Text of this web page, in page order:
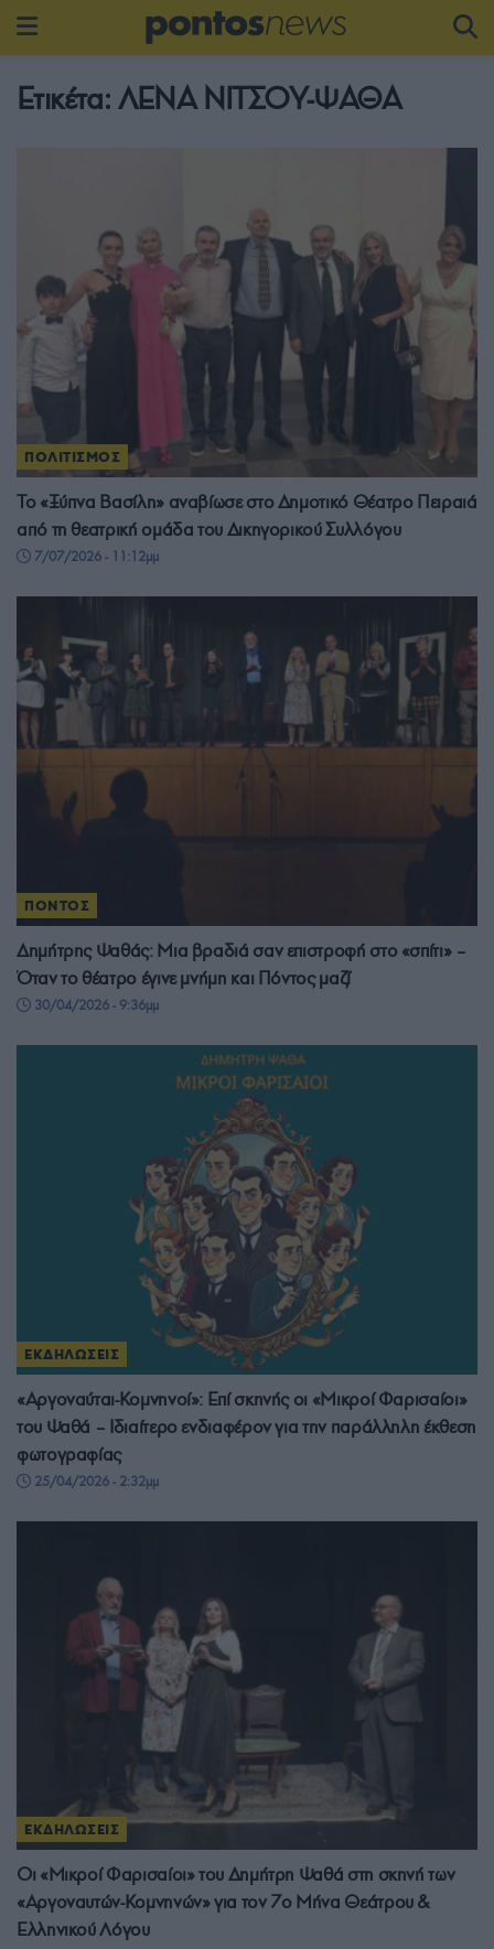
Ετικέτα: ΛΕΝΑ ΝΙΤΣΟΥ-ΨΑΘΑ
ΠΟΛΙΤΙΣΜΟΣ
Το «Ξύπνα Βασίλη» αναβίωσε στο Δημοτικό Θέατρο Πειραιά
από τη θεατρική ομάδα του Δικηγορικού Συλλόγου
7/07/2026 - 11:12μμ
ΠΟΝΤΟΣ
Δημήτρης Ψαθάς: Μια βραδιά σαν επιστροφή στο «σπίτι» –
Όταν το θέατρο έγινε μνήμη και Πόντος μαζί
30/04/2026 - 9:36μμ
ΕΚΔΗΛΩΣΕΙΣ
«Αργοναύται-Κομνηνοί»: Επί σκηνής οι «Μικροί Φαρισαίοι»
του Ψαθά – Ιδιαίτερο ενδιαφέρον για την παράλληλη έκθεση
φωτογραφίας
25/04/2026 - 2:32μμ
ΕΚΔΗΛΩΣΕΙΣ
Οι «Μικροί Φαρισαίοι» του Δημήτρη Ψαθά στη σκηνή των
«Αργοναυτών-Κομνηνών» για τον 7ο Μήνα Θεάτρου &
Ελληνικού Λόγου